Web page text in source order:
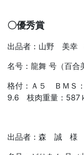
〇優秀賞
出品者：山野 美幸
名号：龍舞 号（百合
格付：Ａ５ ＢＭＳ
9.6 枝肉重量：587
出品者：森 誠 様